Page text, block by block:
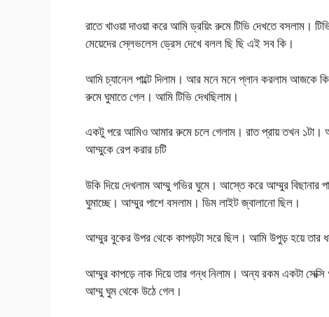
রাতে খাওয়া দাওয়া করে আমি ড্রয়িং রুমে টিভি দেখতে বসলাম।
মেয়েদের স্লেভলেস ড্রেস দেখে বলল ছি ছি এই সব কি।
আমি চ্যানেল পাল্টে দিলাম। আর মনে মনে প্লান করলাম আজকে
রুমে ঘুমাতে গেল। আমি টিভি দেখছিলাম।
একটু পরে আমিও আমার রুমে চলে গেলাম। রাত প্রায় তখন ১টা।
আম্মুকে রেপ করার চটি
উকি দিয়ে দেখলাম আম্মু গভির ঘুমে। আস্তে করে আম্মুর বিছানার
ঘুমাচ্ছে। আম্মুর পাশে বসলাম। ডিম লাইট জ্বালানো ছিল।
আম্মুর বুকের উপর থেকে কাপড়টা সরে ছিল। আমি উপুড় হয়ে তার
আম্মুর কাপড়ে নাক দিয়ে তার গন্ধ নিলাম। অন্য রকম একটা
আম্মু ঘুম থেকে উঠে গেল।